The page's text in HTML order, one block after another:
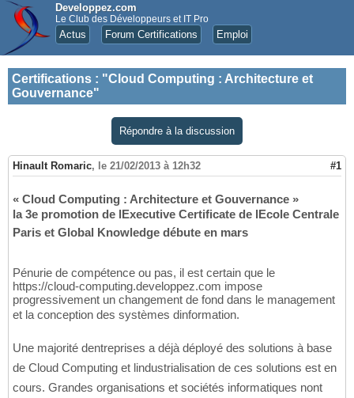
Developpez.com
Le Club des Développeurs et IT Pro
Actus Forum Certifications Emploi
Certifications : "Cloud Computing : Architecture et
Gouvernance"
Répondre à la discussion
Hinault Romaric, le 21/02/2013 à 12h32 #1
« Cloud Computing : Architecture et Gouvernance »
la 3e promotion de lExecutive Certificate de lEcole Centrale
Paris et Global Knowledge débute en mars
Pénurie de compétence ou pas, il est certain que le
https://cloud-computing.developpez.com impose
progressivement un changement de fond dans le management
et la conception des systèmes dinformation.
Une majorité dentreprises a déjà déployé des solutions à base
de Cloud Computing et lindustrialisation de ces solutions est en
cours. Grandes organisations et sociétés informatiques nont